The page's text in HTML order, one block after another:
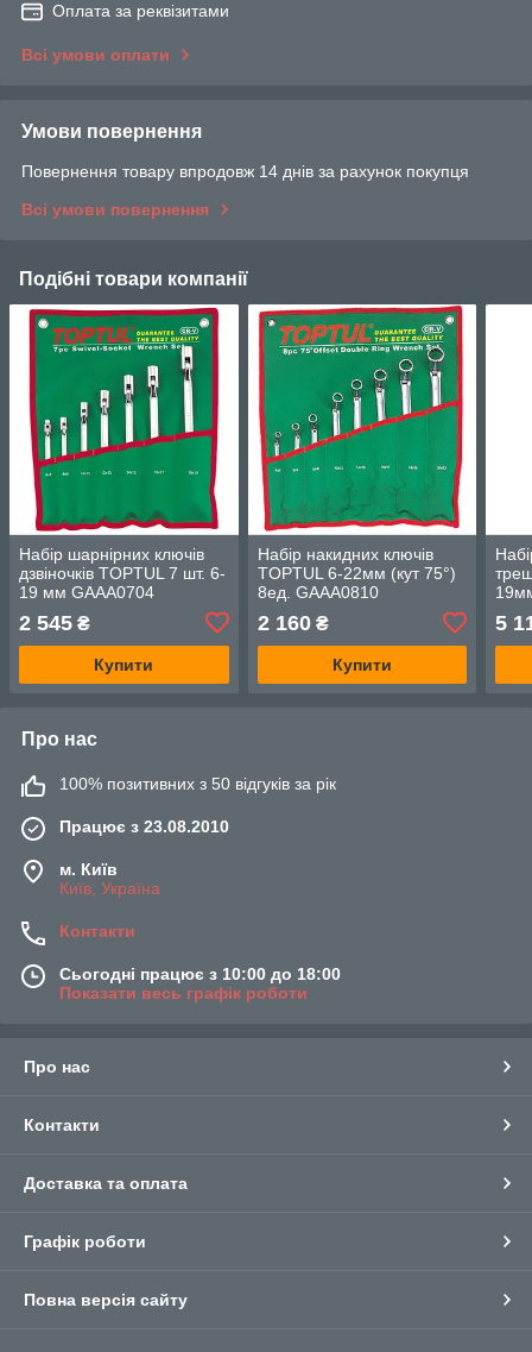
Оплата за реквізитами
Всі умови оплати
Умови повернення
Повернення товару впродовж 14 днів за рахунок покупця
Всі умови повернення
Подібні товари компанії
Набір шарнірних ключів
дзвіночків TOPTUL 7 шт. 6-
19 мм GAAA0704
2 545 ₴
Купити
Набір накидних ключів
TOPTUL 6-22мм (кут 75°)
8ед. GAAA0810
2 160₴
Купити
5
Про нас
100% позитивних з 50 відгуків за рік
Працює з 23.08.2010
м. Київ
Київ, Україна
Контакти
Сьогодні працює з 10:00 до 18:00
Показати весь графік роботи
Про нас
Контакти
Доставка та оплата
Графік роботи
Повна версія сайту